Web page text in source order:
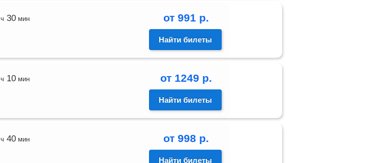
30мин от 991 р.
Найти билеты
10мин от 1249 р.
Найти билеты
40мин от 998 р.
Найти билеты